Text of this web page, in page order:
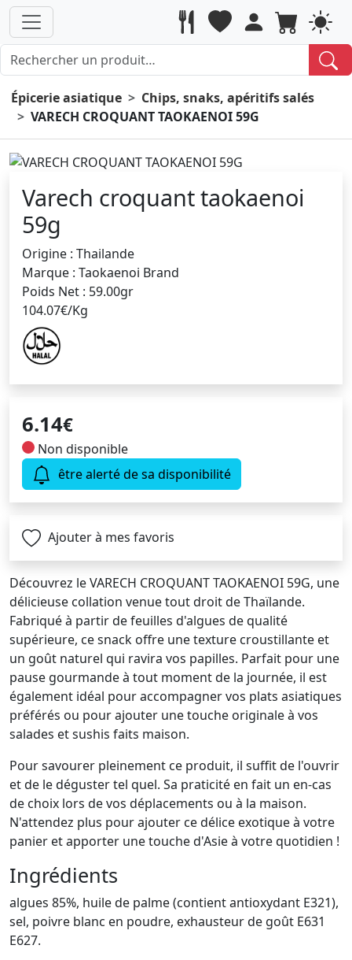
Épicerie asiatique
Chips, snaks, apéritifs salés
VARECH CROQUANT TAOKAENOI 59G
Varech croquant taokaenoi
59g
Origine : Thailande
Marque : Taokaenoi Brand
Poids Net : 59.00gr
104.07€/Kg
6.14€
Non disponible
être alerté de sa disponibilité
Ajouter à mes favoris
Découvrez le VARECH CROQUANT TAOKAENOI 59G, une
délicieuse collation venue tout droit de Thaïlande.
Fabriqué à partir de feuilles d'algues de qualité
supérieure, ce snack offre une texture croustillante et
un goût naturel qui ravira vos papilles. Parfait pour une
pause gourmande à tout moment de la journée, il est
également idéal pour accompagner vos plats asiatiques
préférés ou pour ajouter une touche originale à vos
salades et sushis faits maison.
Pour savourer pleinement ce produit, il suffit de l'ouvrir
et de le déguster tel quel. Sa praticité en fait un en-cas
de choix lors de vos déplacements ou à la maison.
N'attendez plus pour ajouter ce délice exotique à votre
panier et apporter une touche d'Asie à votre quotidien !
Ingrédients
algues 85%, huile de palme (contient antioxydant E321),
sel, poivre blanc en poudre, exhausteur de goût E631
E627.